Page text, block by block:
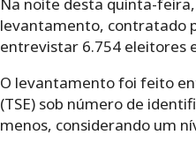
Na noite desta quinta-
levantamento, contratado
entrevistar 6.754 eleitores
O levantamento foi feito
(TSE) sob número de
menos, considerando um